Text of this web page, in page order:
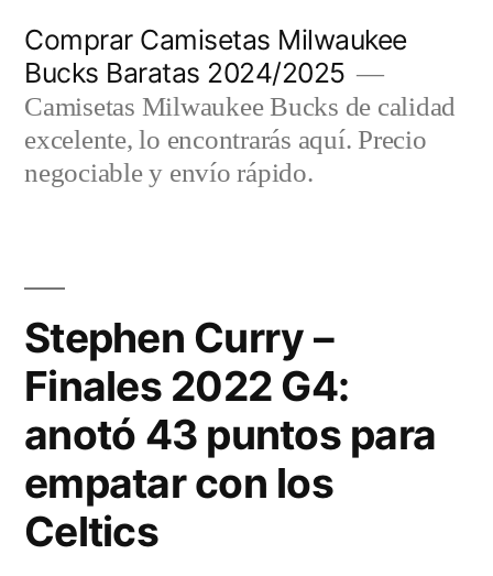
contenido
Comprar Camisetas Milwaukee
Bucks Baratas 2024/2025
Camisetas Milwaukee Bucks de calidad
excelente, lo encontrarás aquí. Precio
negociable y envío rápido.
Stephen Curry –
Finales 2022 G4:
anotó 43 puntos para
empatar con los
Celtics